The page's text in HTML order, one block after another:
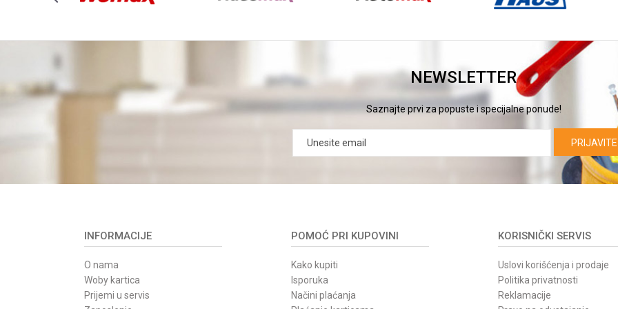
NEWSLETTER
Saznajte prvi za popuste i specijalne ponude!
INFORMACIJE
O nama
Woby kartica
Prijemi u servis
POMOĆ PRI KUPOVINI
Kako kupiti
Isporuka
Načini plaćanja
KORISNIČKI SERVIS
Uslovi korišćenja i prodaje
Politika privatnosti
Reklamacije